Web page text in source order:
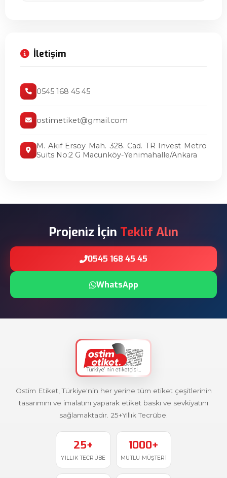
İletişim
0545 168 45 45
ostimetiket@gmail.com
M. Akif Ersoy Mah. 328. Cad. TR Invest Metro
Suits No:2 G Macunköy-Yenimahalle/Ankara
Projeniz İçin Teklif Alın
0545 168 45 45
WhatsApp
Ostim Etiket, Türkiye'nin her yerine tüm etiket çeşitlerinin
tasarımını ve imalatını yaparak etiket baskı ve sevkiyatını
sağlamaktadır. 25+Yıllık Tecrübe.
25+
YILLIK TECRÜBE
1000+
MUTLU MÜŞTERI